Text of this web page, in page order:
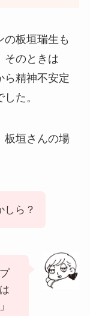
の板垣瑞生も
そのときは
ら精神不安定
た。
板垣さんの場
しら？